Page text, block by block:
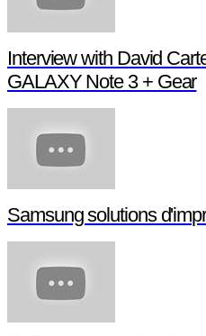
Interview with David
GALAXY Note 3 + Gear
Samsung solutions